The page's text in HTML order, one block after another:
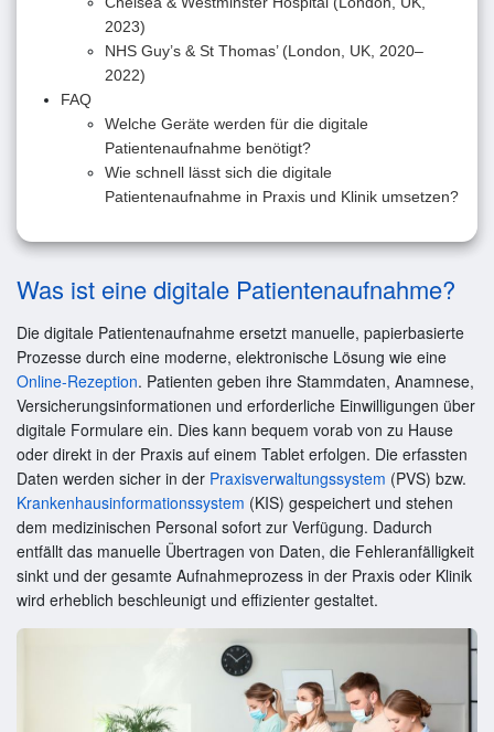
2023)
NHS Guy’s & St Thomas’ (London, UK, 2020–
2022)
FAQ
Welche Geräte werden für die digitale
Patientenaufnahme benötigt?
Wie schnell lässt sich die digitale
Patientenaufnahme in Praxis und Klinik umsetzen?
Was ist eine digitale Patientenaufnahme?
Die digitale Patientenaufnahme ersetzt manuelle, papierbasierte
Prozesse durch eine moderne, elektronische Lösung wie eine
Online-Rezeption. Patienten geben ihre Stammdaten, Anamnese,
Versicherungsinformationen und erforderliche Einwilligungen über
digitale Formulare ein. Dies kann bequem vorab von zu Hause
oder direkt in der Praxis auf einem Tablet erfolgen. Die erfassten
Daten werden sicher in der Praxisverwaltungssystem (PVS) bzw.
Krankenhausinformationssystem (KIS) gespeichert und stehen
dem medizinischen Personal sofort zur Verfügung. Dadurch
entfällt das manuelle Übertragen von Daten, die Fehleranfälligkeit
sinkt und der gesamte Aufnahmeprozess in der Praxis oder Klinik
wird erheblich beschleunigt und effizienter gestaltet.